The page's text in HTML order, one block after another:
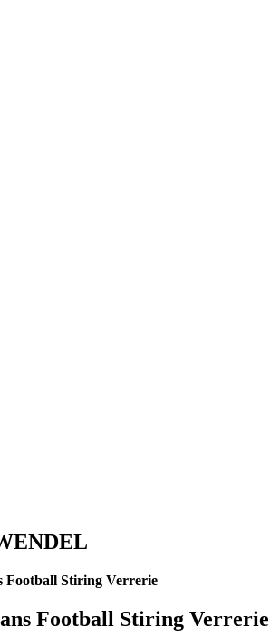
Football Stiring Verrerie
Football Stiring Verrerie